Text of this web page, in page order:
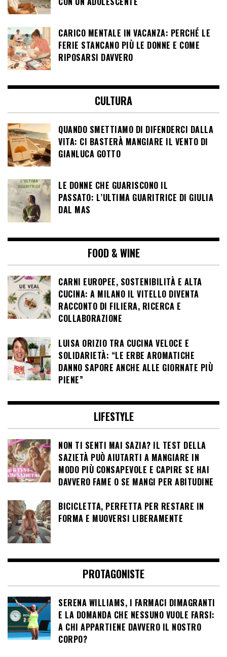
CARICO MENTALE IN VACANZA: PERCHÉ LE
FERIE STANCANO PIÙ LE DONNE E COME
RIPOSARSI DAVVERO
CULTURA
QUANDO SMETTIAMO DI DIFENDERCI DALLA
VITA: CI BASTERÀ MANGIARE IL VENTO DI
GIANLUCA GOTTO
LE DONNE CHE GUARISCONO IL
PASSATO: L’ULTIMA GUARITRICE DI GIULIA
DAL MAS
FOOD & WINE
CARNI EUROPEE, SOSTENIBILITÀ E ALTA
CUCINA: A MILANO IL VITELLO DIVENTA
RACCONTO DI FILIERA, RICERCA E
COLLABORAZIONE
LUISA ORIZIO TRA CUCINA VELOCE E
SOLIDARIETÀ: “LE ERBE AROMATICHE
DANNO SAPORE ANCHE ALLE GIORNATE PIÙ
PIENE”
LIFESTYLE
NON TI SENTI MAI SAZIA? IL TEST DELLA
SAZIETÀ PUÒ AIUTARTI A MANGIARE IN
MODO PIÙ CONSAPEVOLE E CAPIRE SE HAI
DAVVERO FAME O SE MANGI PER ABITUDINE
BICICLETTA, PERFETTA PER RESTARE IN
FORMA E MUOVERSI LIBERAMENTE
PROTAGONISTE
SERENA WILLIAMS, I FARMACI DIMAGRANTI
E LA DOMANDA CHE NESSUNO VUOLE FARSI:
A CHI APPARTIENE DAVVERO IL NOSTRO
CORPO?